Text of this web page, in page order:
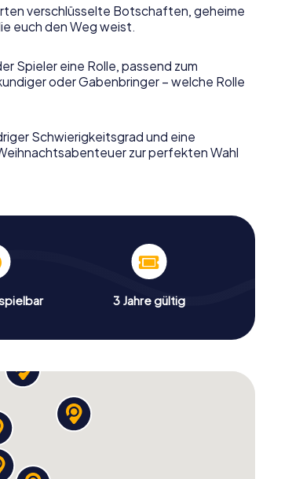
verschlüsselte Botschaften, geheime
euch den Weg weist.
Spieler eine Rolle, passend zum
oder Gabenbringer – welche Rolle
Schwierigkeitsgrad und eine
zur perfekten Wahl
3 Jahre gültig